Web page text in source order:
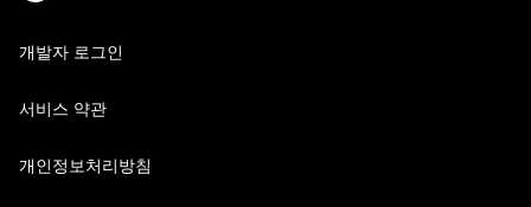
개발자 로그인
서비스 약관
개인정보처리방침